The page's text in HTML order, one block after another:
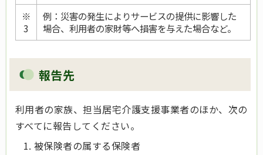
※
3
例：災害の発生によりサービスの提供に影響した
場合、利用者の家財等へ損害を与えた場合など。
報告先
利用者の家族、担当居宅介護支援事業者のほか、次の
すべてに報告してください。
被保険者の属する保険者